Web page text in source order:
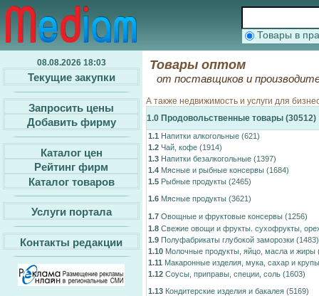
Товары в
08.08.2026 18:03
Текущие закупки
Запросить цены
Добавить фирму
Каталог цен
Рейтинг фирм
Каталог товаров
Услуги портала
Контакты редакции
Товары оптом
от поставщиков и
А также недвижимость и услуги для
1.0 Продовольственные товары (30512)
1.1 Напитки алкогольные (621)
1.2 Чай, кофе (1914)
1.3 Напитки безалкогольные (1397)
1.4 Мясные и рыбные консервы (1684)
1.5 Рыбные продукты (2465)
1.6 Мясные продукты (3621)
1.7 Овощные и фруктовые консервы (1256)
1.8 Свежие овощи и фрукты. сухофрукты,
1.9 Полуфабрикаты глубокой заморозки (1483)
1.10 Молочные продукты, яйцо, масла и жиры
1.11 Макаронные изделия, мука, сахар и крупы
1.12 Соусы, приправы, специи, соль (1603)
1.13 Кондитерские изделия и бакалея (5169)